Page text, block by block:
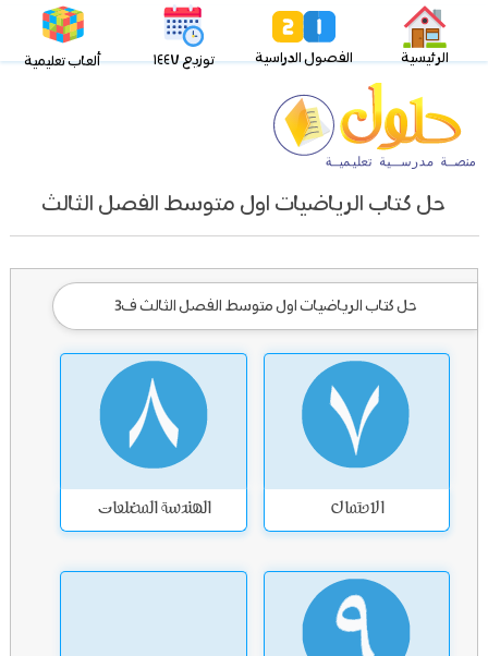
الرئيسية الفصول الدراسية توزيع ١٤٤٧ ألعاب تعليمية
حل كتاب الرياضيات اول متوسط الفصل الثالث
حل كتاب الرياضيات اول متوسط الفصل الثالث ف3
الاحتمال الهندسة المضلعات